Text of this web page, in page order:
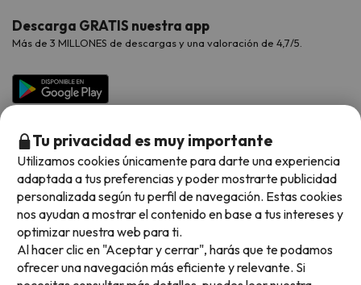
Viajes para grupos
Hoteles Galicia
Hoteles Salou
Chollos con Todo Incluido
Chollos en la playa
Hoteles con toboganes
Selección de la Newsletter
Los favoritos de nuestros clientes
Vacaciones en Agosto
Vacaciones en Octubre
Vacaciones en Noviembre
Contáctanos
Preguntas frecuentes
Descarga GRATIS nuestra app
Más de 3 MILLONES de descargas y una valoración de 4,7/5.
Métodos de pago disponibles
Tu privacidad es muy importante
Utilizamos cookies únicamente para darte una experiencia
adaptada a tus preferencias y poder mostrarte publicidad
personalizada según tu perfil de navegación. Estas cookies
nos ayudan a mostrar el contenido en base a tus intereses y
optimizar nuestra web para ti.
Al hacer clic en "Aceptar y cerrar", harás que te podamos
ofrecer una navegación más eficiente y relevante. Si